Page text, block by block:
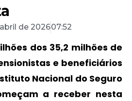
de 202607:52
dos 35,2 milhões de
e beneficiários
Nacional do Seguro
a receber nesta